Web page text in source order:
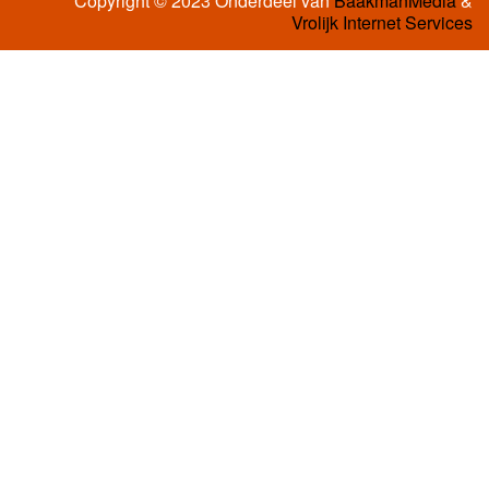
Vrolijk Internet Services